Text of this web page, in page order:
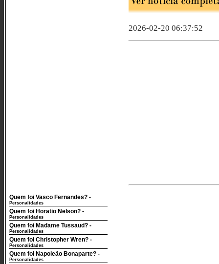
Quem foi Vasco Fernandes? -
Personalidades
Quem foi Horatio Nelson? -
Personalidades
Quem foi Madame Tussaud? -
Personalidades
Quem foi Christopher Wren? -
Personalidades
Quem foi Napoleão Bonaparte? -
Personalidades
2026-02-20 06:37:52